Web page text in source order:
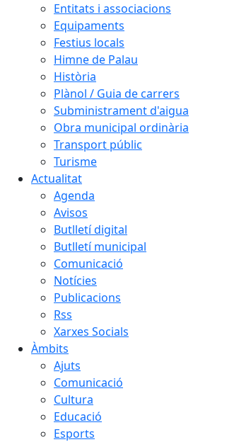
Entitats i associacions
Equipaments
Festius locals
Himne de Palau
Història
Plànol / Guia de carrers
Subministrament d'aigua
Obra municipal ordinària
Transport públic
Turisme
Actualitat
Agenda
Avisos
Butlletí digital
Butlletí municipal
Comunicació
Notícies
Publicacions
Rss
Xarxes Socials
Àmbits
Ajuts
Comunicació
Cultura
Educació
Esports